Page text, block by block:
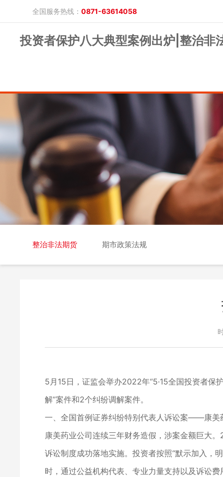
全国服务热线： 0871-63614058
投资者保护八大典型案例出炉|整治
发展历程
经营理念
公司服务
公司公告
业务公告
软件下载
手机版 电脑版
保证金公示
交易日历
期市政策法规
反洗钱专栏
反洗钱宣传 反洗钱法规 反洗钱案例
整治非法期货 期市政策法规
5月15日，证监会举办2022年“5·15全国投资者保
解”案件和2个纠纷调解案件。
一、全国首例证券纠纷特别代表人诉讼案——康美
康美药业公司连续三年财务造假，涉案金额巨大
诉讼制度成功落地实施。投资者按照“默示加入，
时，通过公益机构代表、专业力量支持以及诉讼